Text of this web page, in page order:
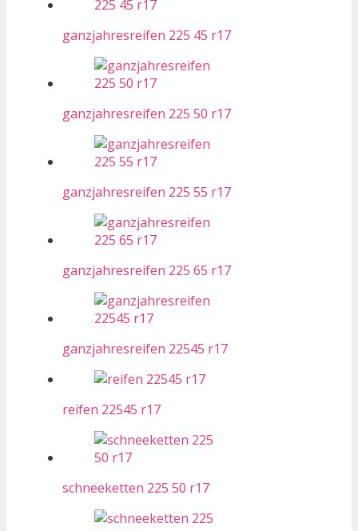
ganzjahresreifen 225 45 r17
ganzjahresreifen 225 50 r17
ganzjahresreifen 225 55 r17
ganzjahresreifen 225 65 r17
ganzjahresreifen 22545 r17
reifen 22545 r17
schneeketten 225 50 r17